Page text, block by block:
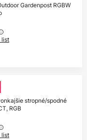
Gardenpost RGBW
list
stropné/spodné
RGB
list